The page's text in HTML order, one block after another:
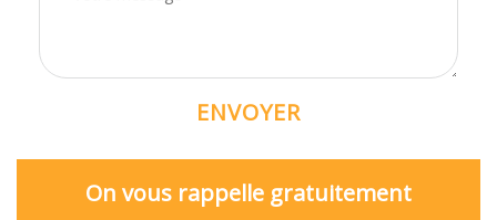
On vous rappelle gratuitement